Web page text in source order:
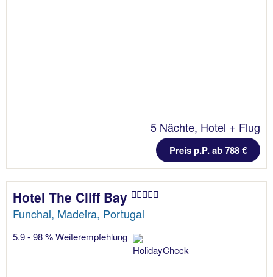
5 Nächte, Hotel + Flug
Preis p.P. ab 788 €
Hotel The Cliff Bay
Funchal, Madeira, Portugal
5.9 - 98 % Weiterempfehlung